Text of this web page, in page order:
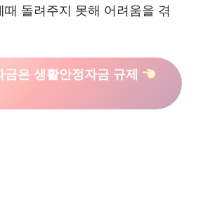
돌려주지 못해 어려움을 겪
금은 생활안정자금 규제